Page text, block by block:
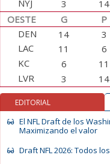
NYJ 3 14
OESTE
G P
DEN
14 3
LAC
11 6
KC
6 11
LVR
3 14
EDITORIAL
El NFL Draft de los
Maximizando el valor
Draft NFL 2026: Todos